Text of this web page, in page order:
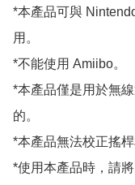
*本產品可與
用。
*不能使用 Amiibo。
*本產品僅是用於無
的。
*本產品無法校正搖
*使用本產品時，請